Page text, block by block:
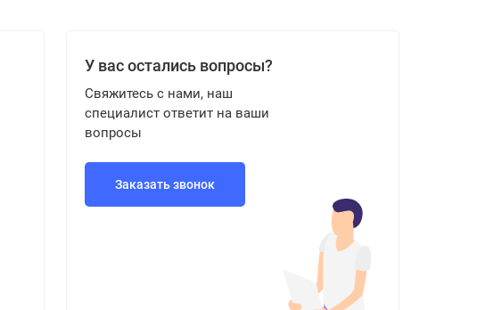
У вас остались вопросы?
Свяжитесь с нами, наш
специалист ответит на ваши
вопросы
Заказать звонок